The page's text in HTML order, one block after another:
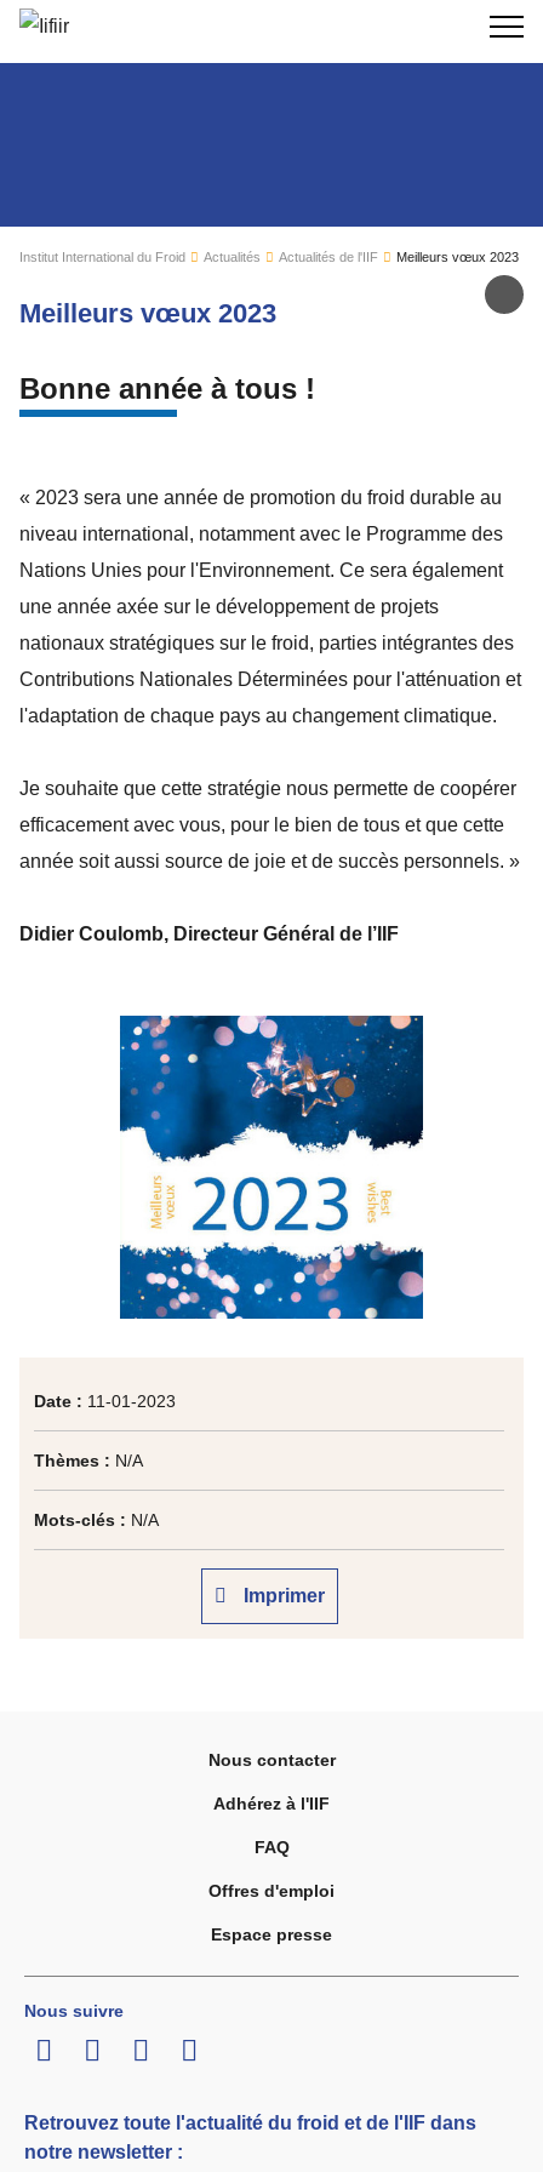
Institut International du Froid Actualités Actualités de l'IIF
Meilleurs vœux 2023
Meilleurs vœux 2023
Date : 11-01-2023
Thèmes : N/A
Mots-clés : N/A
Imprimer
Bonne année à tous !
« 2023 sera une année de promotion du froid durable au
niveau international, notamment avec le Programme des
Nations Unies pour l'Environnement. Ce sera également
une année axée sur le développement de projets
nationaux stratégiques sur le froid, parties intégrantes des
Contributions Nationales Déterminées pour l'atténuation et
l'adaptation de chaque pays au changement climatique.
Je souhaite que cette stratégie nous permette de coopérer
efficacement avec vous, pour le bien de tous et que cette
année soit aussi source de joie et de succès personnels. »
Didier Coulomb, Directeur Général de l’IIF
Nous contacter
Adhérez à l'IIF
FAQ
Offres d'emploi
Espace presse
Nous suivre
LinkedInTwitterFacebook
Youtube
Retrouvez toute l'actualité du froid et de l'IIF dans
notre newsletter :